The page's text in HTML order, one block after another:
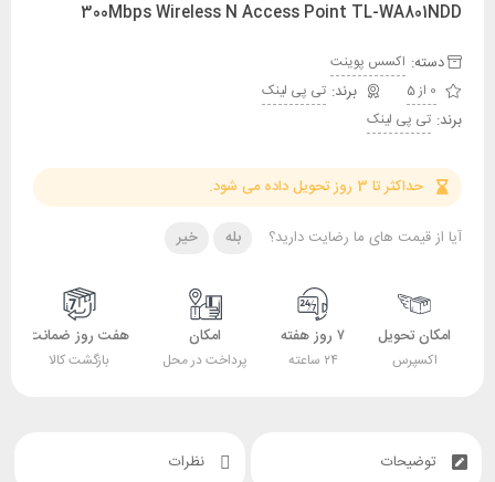
300Mbps Wireless N Access Point TL-WA801NDD
دسته: اکسس پوینت
0 از 5
تی پی لینک
برند: تی پی لینک
حداکثر تا 3 روز تحویل داده می شود.
آیا از قیمت های ما رضایت دارید؟ بله خیر
امکان تحویل
اکسپرس
۷ روز هفته
۲۴ ساعته
امکان
پرداخت در محل
هفت روز ضمانت
بازگشت کالا
توضیحات نظرات